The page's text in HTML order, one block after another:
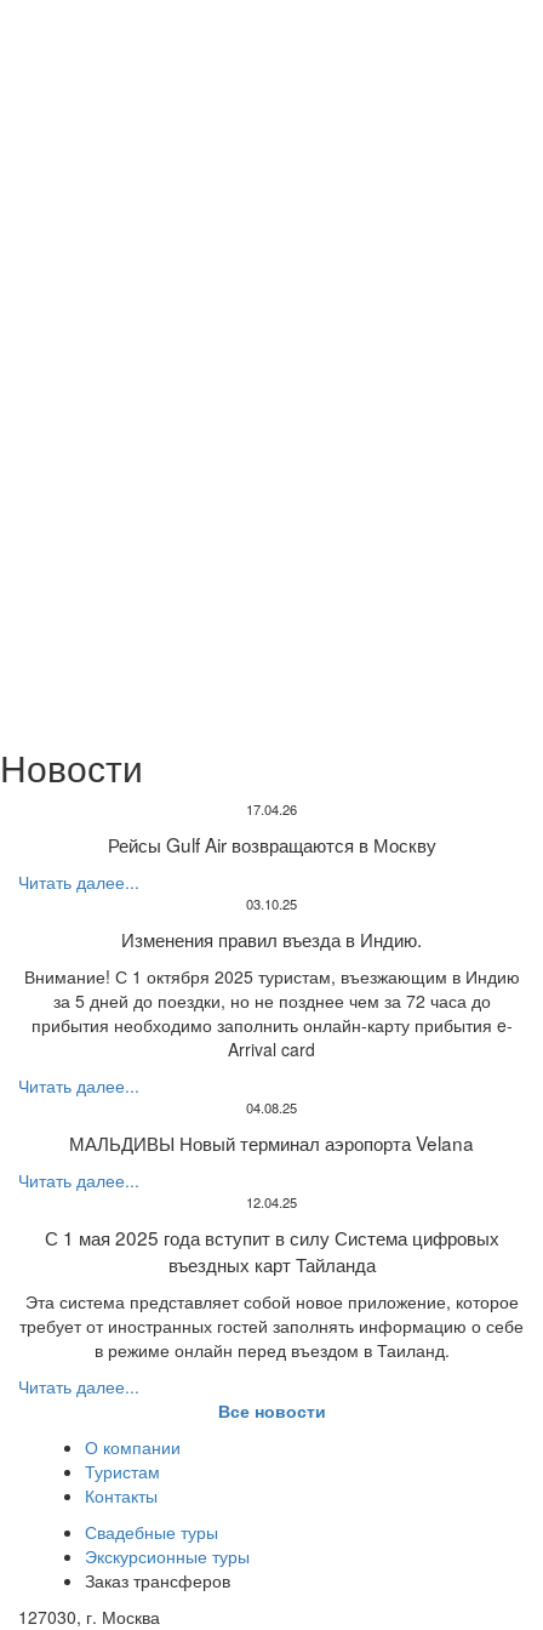
Новости
17.04.26
Рейсы Gulf Air возвращаются в Москву
Читать далее...
03.10.25
Изменения правил въезда в Индию.
Внимание! С 1 октября 2025 туристам, въезжающим в Индию
за 5 дней до поездки, но не позднее чем за 72 часа до
прибытия необходимо заполнить онлайн-карту прибытия e-
Arrival card
Читать далее...
04.08.25
МАЛЬДИВЫ Новый терминал аэропорта Velana
Читать далее...
12.04.25
С 1 мая 2025 года вступит в силу Система цифровых
въездных карт Тайланда
Эта система представляет собой новое приложение, которое
требует от иностранных гостей заполнять информацию о себе
в режиме онлайн перед въездом в Таиланд.
Читать далее...
Все новости
О компании
Туристам
Контакты
Свадебные туры
Экскурсионные туры
Заказ трансферов
127030, г. Москва